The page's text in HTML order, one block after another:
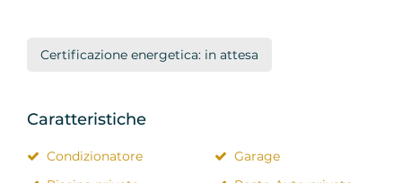
Certificazione energetica: in attesa
Caratteristiche
Condizionatore
Garage